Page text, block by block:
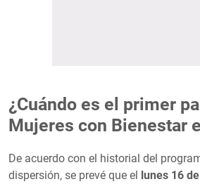
¿Cuándo es el primer
Mujeres con Bienestar
De acuerdo con el historial del
dispersión, se prevé que el lunes 16